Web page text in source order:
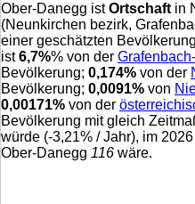
Ober-Danegg istOrtschaft in
(Neunkirchen bezirk,
einer geschätzten
ist6,7%% von der
Bevölkerung; 0,174% von der
Bevölkerung; 0,0091% von
0,00171% von der
Bevölkerung mit gleich
würde (-3,21% / Jahr), im
Ober-Danegg 116 wäre.